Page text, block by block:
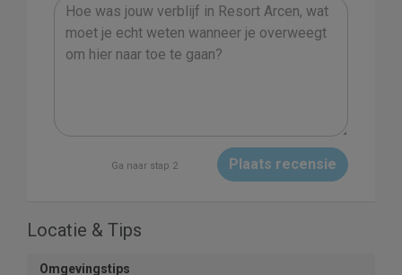
Ga naar stap 2 Plaats recensie
Locatie & Tips
Omgevingstips